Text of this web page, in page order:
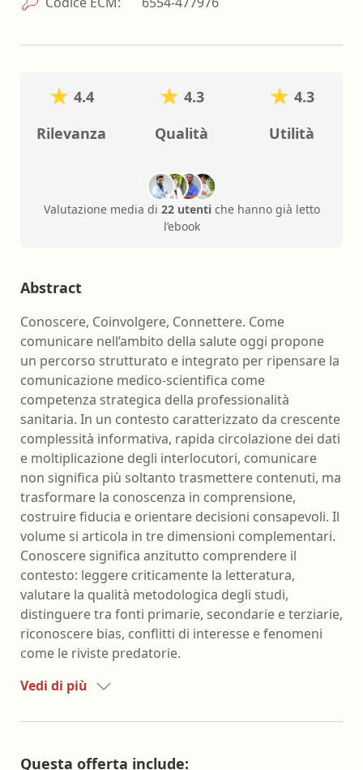
4.4
Rilevanza
4.3
Qualità
4.3
Utilità
Valutazione media di 22 utentiche hanno già letto
l’ebook
Abstract
Conoscere, Coinvolgere, Connettere. Come
comunicare nell’ambito della salute oggi propone
un percorso strutturato e integrato per ripensare la
comunicazione medico-scientifica come
competenza strategica della professionalità
sanitaria. In un contesto caratterizzato da crescente
complessità informativa, rapida circolazione dei dati
e moltiplicazione degli interlocutori, comunicare
non significa più soltanto trasmettere contenuti, ma
trasformare la conoscenza in comprensione,
costruire fiducia e orientare decisioni consapevoli. Il
volume si articola in tre dimensioni complementari.
Conoscere significa anzitutto comprendere il
contesto: leggere criticamente la letteratura,
valutare la qualità metodologica degli studi,
distinguere tra fonti primarie, secondarie e terziarie,
riconoscere bias, conflitti di interesse e fenomeni
come le riviste predatorie.
Vedi di più
Questa offerta include: